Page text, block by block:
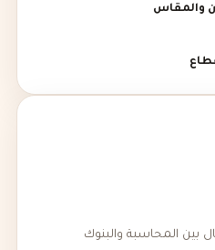
والمقاس
بين المحاسبة والبنوك